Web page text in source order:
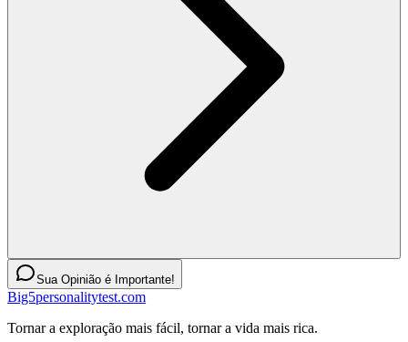
Sua Opinião é Importante!
Big5personalitytest.com
Tornar a exploração mais fácil, tornar a vida mais rica.